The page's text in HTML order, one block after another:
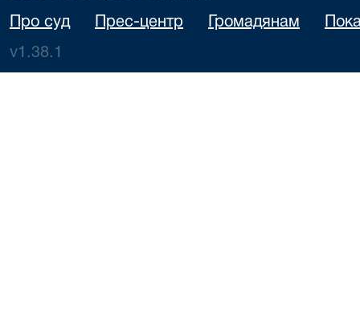
Про суд Прес-центр Громадянам
v1.38.1